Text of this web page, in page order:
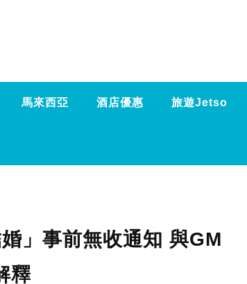
馬來西亞 酒店優惠 旅遊Jetso
」事前無收通知 與GM
釋